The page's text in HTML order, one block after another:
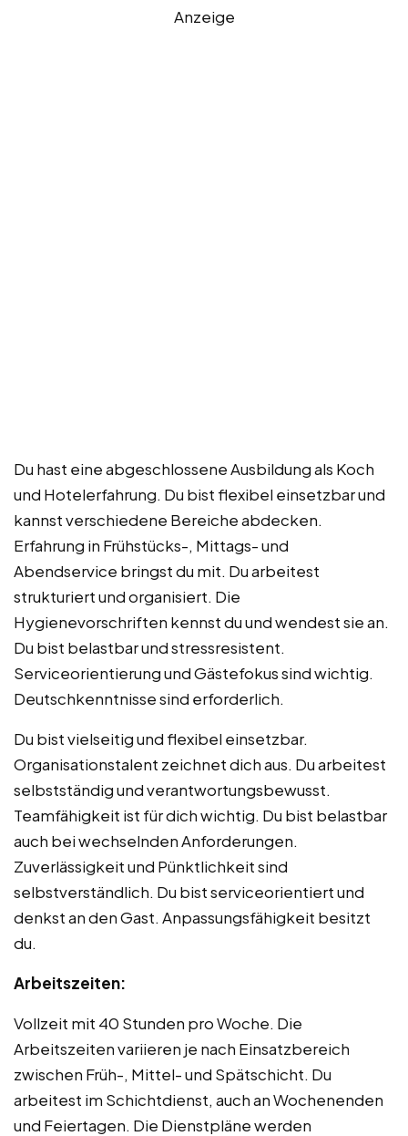
Anzeige
Du hast eine abgeschlossene Ausbildung als Koch
und Hotelerfahrung. Du bist flexibel einsetzbar und
kannst verschiedene Bereiche abdecken.
Erfahrung in Frühstücks-, Mittags- und
Abendservice bringst du mit. Du arbeitest
strukturiert und organisiert. Die
Hygienevorschriften kennst du und wendest sie an.
Du bist belastbar und stressresistent.
Serviceorientierung und Gästefokus sind wichtig.
Deutschkenntnisse sind erforderlich.
Du bist vielseitig und flexibel einsetzbar.
Organisationstalent zeichnet dich aus. Du arbeitest
selbstständig und verantwortungsbewusst.
Teamfähigkeit ist für dich wichtig. Du bist belastbar
auch bei wechselnden Anforderungen.
Zuverlässigkeit und Pünktlichkeit sind
selbstverständlich. Du bist serviceorientiert und
denkst an den Gast. Anpassungsfähigkeit besitzt
du.
Arbeitszeiten:
Vollzeit mit 40 Stunden pro Woche. Die
Arbeitszeiten variieren je nach Einsatzbereich
zwischen Früh-, Mittel- und Spätschicht. Du
arbeitest im Schichtdienst, auch an Wochenenden
und Feiertagen. Die Dienstpläne werden